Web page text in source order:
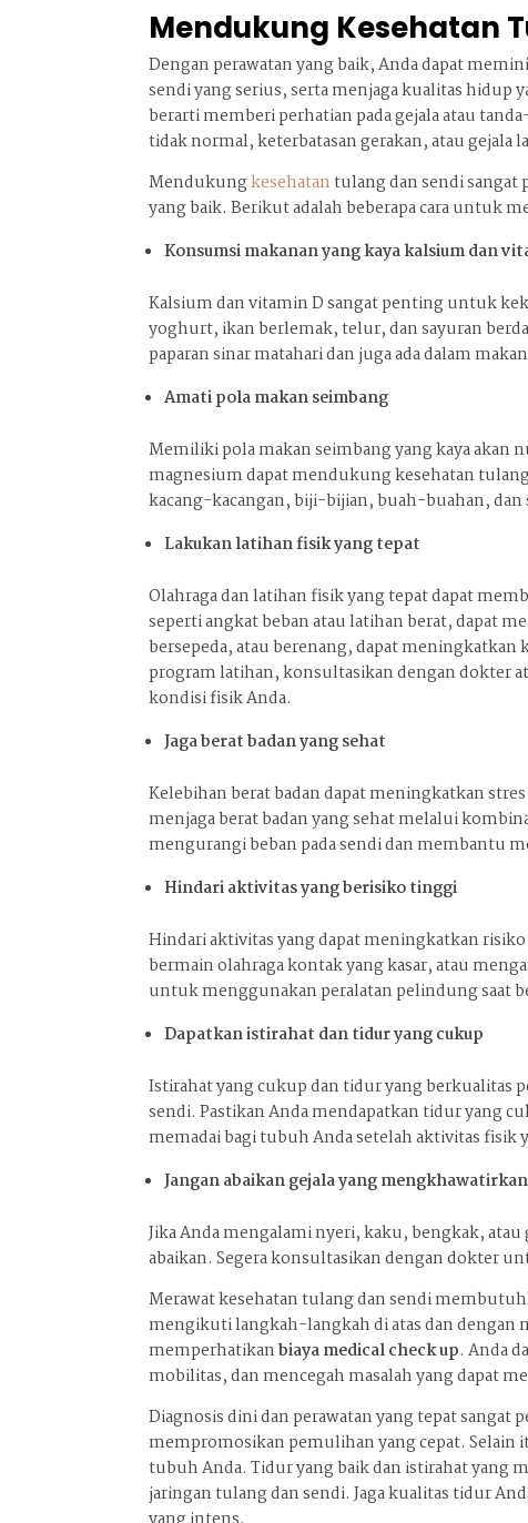
Mendukung Kesehatan
Dengan perawatan yang baik, Anda dapat
sendi yang serius, serta menjaga kualitas
berarti memberi perhatian pada gejala atau
tidak normal, keterbatasan gerakan, atau
Mendukungkesehatantulang dan sendi
yang baik. Berikut adalah beberapa cara untuk
Konsumsi makanan yang kaya kalsium dan
Kalsium dan vitamin D sangat penting untuk
yoghurt, ikan berlemak, telur, dan sayuran
paparan sinar matahari dan juga ada dalam
Amati pola makan seimbang
Memiliki pola makan seimbang yang kaya
magnesium dapat mendukung kesehatan
kacang-kacangan, biji-bijian, buah-buahan,
Lakukan latihan fisik yang tepat
Olahraga dan latihan fisik yang tepat dapat
seperti angkat beban atau latihan berat, dapat
bersepeda, atau berenang, dapat
program latihan, konsultasikan dengan dokter
kondisi fisik Anda.
Jaga berat badan yang sehat
Kelebihan berat badan dapat meningkatkan
menjaga berat badan yang sehat melalui
mengurangi beban pada sendi dan membantu
Hindari aktivitas yang berisiko tinggi
Hindari aktivitas yang dapat meningkatkan
bermain olahraga kontak yang kasar, atau
untuk menggunakan peralatan pelindung saat
Dapatkan istirahat dan tidur yang cukup
Istirahat yang cukup dan tidur yang
sendi. Pastikan Anda mendapatkan tidur yang
memadai bagi tubuh Anda setelah aktivitas fisik
Jangan abaikan gejala yang mengkhawatirkan
Jika Anda mengalami nyeri, kaku, bengkak,
abaikan. Segera konsultasikan dengan dokter
Merawat kesehatan tulang dan sendi
mengikuti langkah-langkah di atas dan dengan
memperhatikanbiaya medical check up. Anda
mobilitas, dan mencegah masalah yang dapat
Diagnosis dini dan perawatan yang tepat
mempromosikan pemulihan yang cepat.
tubuh Anda. Tidur yang baik dan istirahat yang
jaringan tulang dan sendi. Jaga kualitas tidur